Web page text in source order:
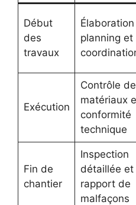
Début
des
travaux
planning et
Exécution
Contrôle
matériaux
conformité
technique
Fin de
chantier
Inspection
détaillée et
rapport de
malfaçons